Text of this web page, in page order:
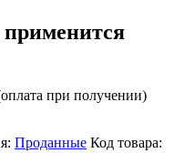
применится
при получении)
Проданные Код товара: